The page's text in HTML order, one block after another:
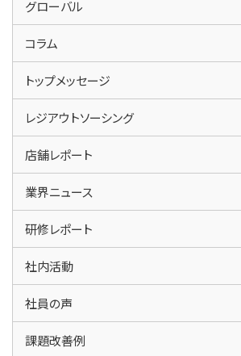
グローバル
コラム
トップメッセージ
レジアウトソーシング
店舗レポート
業界ニュース
研修レポート
社内活動
社員の声
課題改善例